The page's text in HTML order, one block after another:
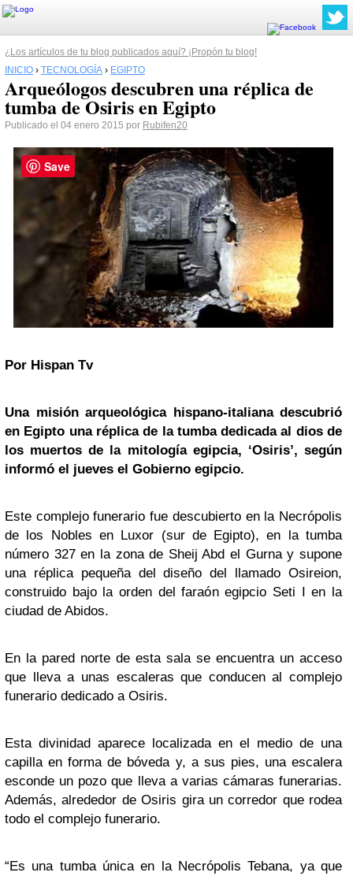
¿Los artículos de tu blog publicados aquí? ¡Propón tu blog!
INICIO › TECNOLOGÍA › EGIPTO
Arqueólogos descubren una réplica de
tumba de Osiris en Egipto
Publicado el 04 enero 2015 por Rubifen20
Por Hispan Tv
Una misión arqueológica hispano-italiana descubrió
en Egipto una réplica de la tumba dedicada al diosde
los muertos de la mitología egipcia, ‘Osiris’, según
informó el jueves el Gobierno egipcio.
Este complejo funerario fue descubierto en la Necrópolis
de los Nobles en Luxor (sur de Egipto), en la tumba
número 327 en la zona de Sheij Abd el Gurna y supone
una réplica pequeña del diseño del llamado Osireion,
construido bajo la orden del faraón egipcio Seti I en la
ciudad de Abidos.
En la pared norte de esta sala se encuentra un acceso
que lleva a unas escaleras que conducen al complejo
funerario dedicado a Osiris.
Esta divinidad aparece localizada en el medio de una
capilla en forma de bóveda y, a sus pies, una escalera
esconde un pozo que lleva a varias cámaras funerarias.
Además, alrededor de Osiris gira un corredor que rodea
todo el complejo funerario.
“Es una tumba única en la Necrópolis Tebana, ya que
Save